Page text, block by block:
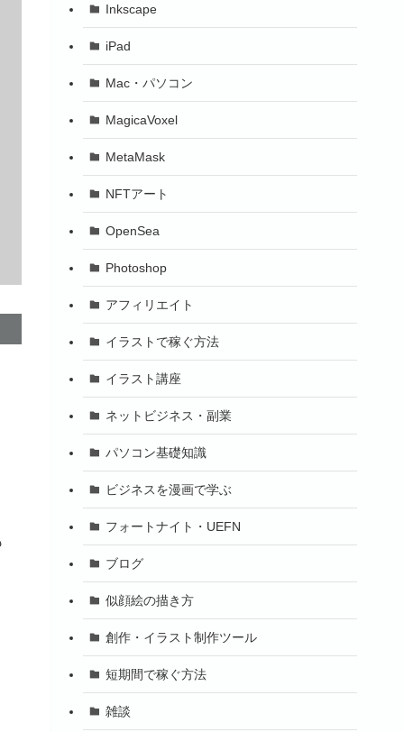
Inkscape
iPad
Mac・パソコン
MagicaVoxel
MetaMask
NFTアート
OpenSea
Photoshop
アフィリエイト
イラストで稼ぐ方法
イラスト講座
ネットビジネス・副業
パソコン基礎知識
ビジネスを漫画で学ぶ
フォートナイト・UEFN
ブログ
似顔絵の描き方
創作・イラスト制作ツール
短期間で稼ぐ方法
雑談